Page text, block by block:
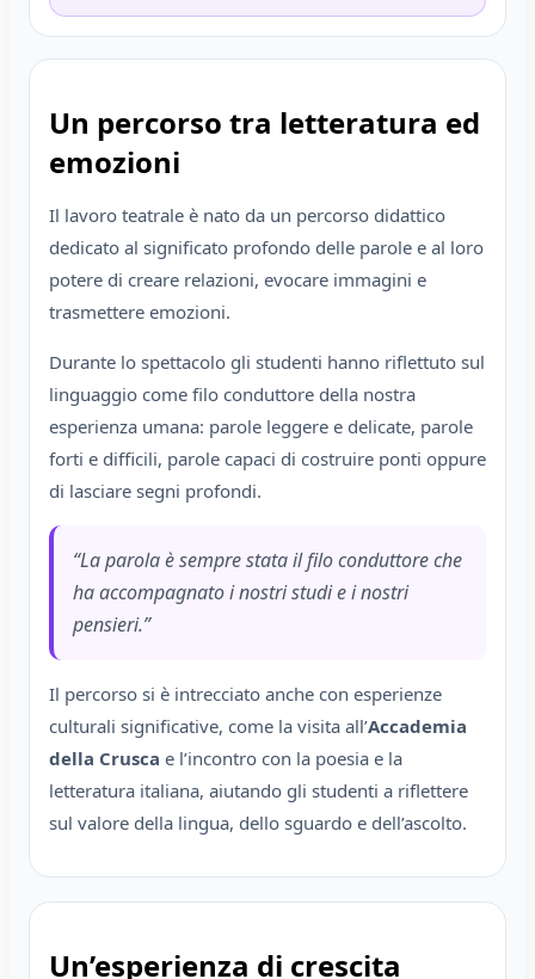
Un percorso tra letteratura ed
emozioni
Il lavoro teatrale è nato da un percorso didattico
dedicato al significato profondo delle parole e al loro
potere di creare relazioni, evocare immagini e
trasmettere emozioni.
Durante lo spettacolo gli studenti hanno riflettuto sul
linguaggio come filo conduttore della nostra
esperienza umana: parole leggere e delicate, parole
forti e difficili, parole capaci di costruire ponti oppure
di lasciare segni profondi.
“La parola è sempre stata il filo conduttore che
ha accompagnato i nostri studi e i nostri
pensieri.”
Il percorso si è intrecciato anche con esperienze
culturali significative, come la visita all’Accademia
della Crusca e l’incontro con la poesia e la
letteratura italiana, aiutando gli studenti a riflettere
sul valore della lingua, dello sguardo e dell’ascolto.
Un’esperienza di crescita